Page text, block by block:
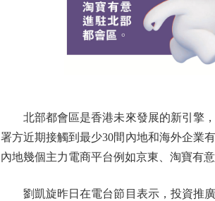
北部都會區是香港未來發展的新引擎，
署方近期接觸到最少30間內地和海外企業
內地幾個主力電商平台例如京東、淘寶有意
劉凱旋昨日在電台節目表示，投資推廣